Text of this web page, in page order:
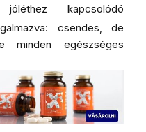
kapcsolódó
csendes, de
minden egészséges